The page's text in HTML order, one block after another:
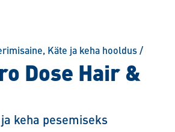
, Käte ja keha hooldus/
Dose Hair &
keha pesemiseks